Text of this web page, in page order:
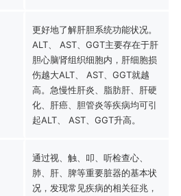
更好地了解肝胆系统功能状况。
ALT、 AST、GGT主要存在于肝
胆心脑肾组织细胞内，肝细胞损
伤越大ALT、 AST、GGT就越
高。急慢性肝炎、脂肪肝、肝硬
化、肝癌、胆管炎等疾病均可引
起ALT、 AST、GGT升高。
通过视、触、叩、听检查心、
肺、肝、脾等重要脏器的基本状
况，发现常见疾病的相关征兆，